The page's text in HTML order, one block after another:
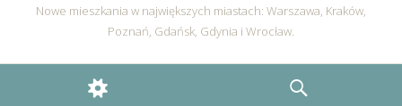
Nowe mieszkania w największych miastach: Warszawa, Kraków,
Poznań, Gdańsk, Gdynia i Wrocław.
WIDGETS
SEARCH